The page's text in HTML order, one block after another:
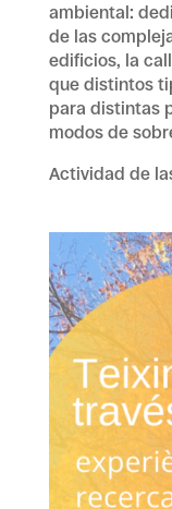
ambiental:
de las
edificios, la
que distintos
para distintas
modos de
Actividad de